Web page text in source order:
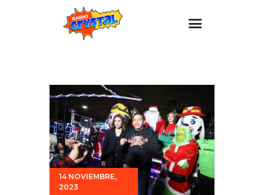
Estaciones
Eventos
Promociones
Noticias
Para ti
14 NOVIEMBRE,
2023